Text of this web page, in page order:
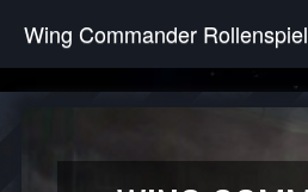
Wing Commander